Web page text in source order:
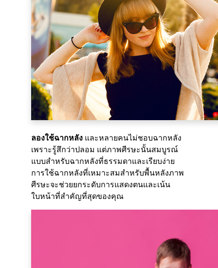
ลองใช้ฉากหลัง และหลายคนไม่ชอบฉากหลัง
เพราะรู้สึกว่าปลอม แต่ภาพศีรษะนั้นสมบูรณ์
แบบสำหรับฉากหลังที่ธรรมดาและเรียบง่าย
การใช้ฉากหลังที่เหมาะสมสำหรับพื้นหลังภาพ
ศีรษะจะช่วยยกระดับการแสดงตนและเน้น
ใบหน้าที่สำคัญที่สุดของคุณ